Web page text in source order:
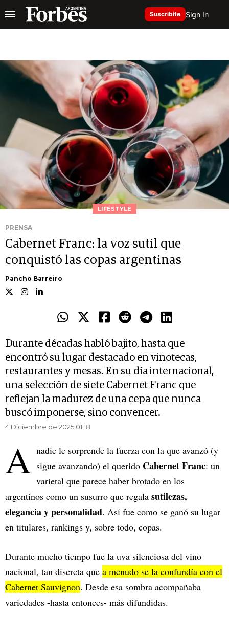
Suscribite Sign In
LIFESTYLE
PRENSA
Cabernet Franc: la voz sutil que
conquistó las copas argentinas
Pancho Barreiro
Durante décadas habló bajito, hasta que
encontró su lugar destacado en vinotecas,
restaurantes y mesas. En su día internacional,
una selección de siete Cabernet Franc que
reflejan la madurez de una cepa que nunca
buscó imponerse, sino convencer.
4 Diciembre de 2025 01.18
A nadie le sorprende la fuerza con la que avanzó (y
sigue avanzando) el querido Cabernet Franc: un
varietal que parece haber brotado en los
argentinos como un susurro que regala sutilezas,
elegancia y personalidad. Así fue como se ganó su lugar
en titulares, rankings y, sobre todo, copas.
Durante mucho tiempo fue la uva silenciosa del vino
nacional, tan discreta que a menudo se la confundía con el
Cabernet Sauvignon. Desde esa sombra acompañaba
variedades -hasta entonces- más difundidas.